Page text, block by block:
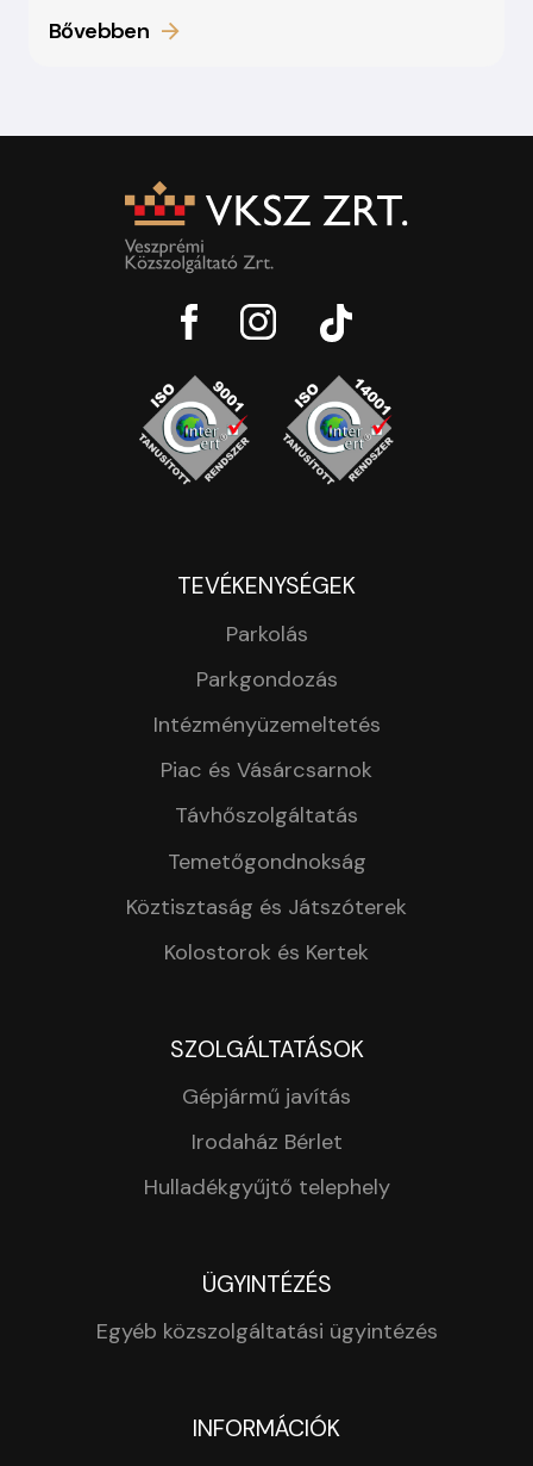
Bővebben
TEVÉKENYSÉGEK
Parkolás
Parkgondozás
Intézményüzemeltetés
Piac és Vásárcsarnok
Távhőszolgáltatás
Temetőgondnokság
Köztisztaság és Játszóterek
Kolostorok és Kertek
SZOLGÁLTATÁSOK
Gépjármű javítás
Irodaház Bérlet
Hulladékgyűjtő telephely
ÜGYINTÉZÉS
Egyéb közszolgáltatási ügyintézés
INFORMÁCIÓK